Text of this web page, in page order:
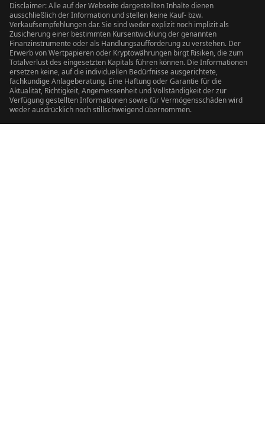
Disclaimer: Alle auf der Webseite dargestellten Inhalte dienen
ausschließlich der Information und stellen keine Kauf- bzw.
Verkaufsempfehlungen dar. Sie sind weder explizit noch implizit als
Zusicherung einer bestimmten Kursentwicklung der genannten
Finanzinstrumente oder als Handlungsaufforderung zu verstehen. Der
Erwerb von Wertpapieren oder Kryptowährungen birgt Risiken, die zum
Totalverlust des eingesetzten Kapitals führen können. Die Informationen
ersetzen keine, auf die individuellen Bedürfnisse ausgerichtete,
fachkundige Anlageberatung. Eine Haftung oder Garantie für die
Aktualität, Richtigkeit, Angemessenheit und Vollständigkeit der zur
Verfügung gestellten Informationen sowie für Vermögensschäden wird
weder ausdrücklich noch stillschweigend übernommen.